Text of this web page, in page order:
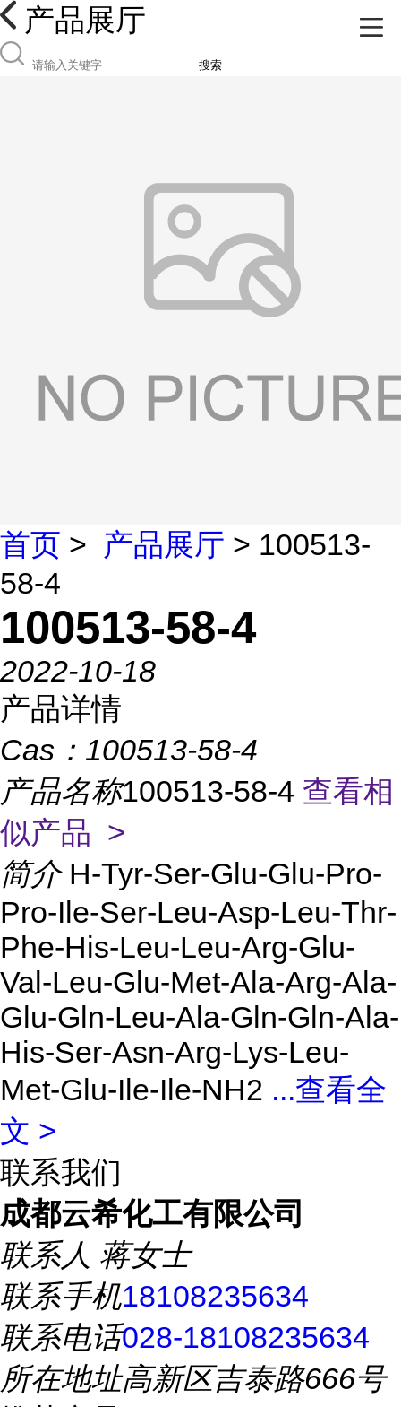
产品展厅
搜索
首页 > 产品展厅 > 100513-
58-4
100513-58-4
2022-10-18
产品详情
Cas： 100513-58-4
产品名称100513-58-4 查看相
似产品 >
简介 H-Tyr-Ser-Glu-Glu-Pro-
Pro-Ile-Ser-Leu-Asp-Leu-Thr-
Phe-His-Leu-Leu-Arg-Glu-
Val-Leu-Glu-Met-Ala-Arg-Ala-
Glu-Gln-Leu-Ala-Gln-Gln-Ala-
His-Ser-Asn-Arg-Lys-Leu-
Met-Glu-Ile-Ile-NH2 ...查看全
文 >
联系我们
成都云希化工有限公司
联系人 蒋女士
联系手机18108235634
联系电话028-18108235634
所在地址高新区吉泰路666号